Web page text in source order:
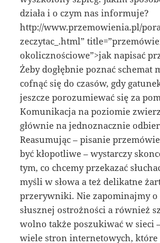
działa i o czym nas informuje?
http://www.przemowienia.pl/
zeczytac_.html”
okolicznościowe”>jak napisać
Żeby dogłębnie poznać schemat
cofnąć się do czasów, gdy
jeszcze porozumiewać się za
Komunikacja na poziomie
głównie na jednoznacznie
Reasumując – pisanie
być kłopotliwe – wystarczy
tym, co chcemy przekazać
myśli w słowa a też delikatne
przerywniki. Nie zapominajmy o
słusznej ostrożności a również
wolno także poszukiwać w sieci
wiele stron internetowych,